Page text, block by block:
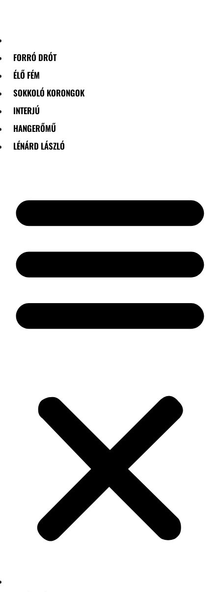
FORRÓ DRÓT
ÉLŐ FÉM
SOKKOLÓ KORONGOK
INTERJÚ
HANGERŐMŰ
LÉNÁRD LÁSZLÓ